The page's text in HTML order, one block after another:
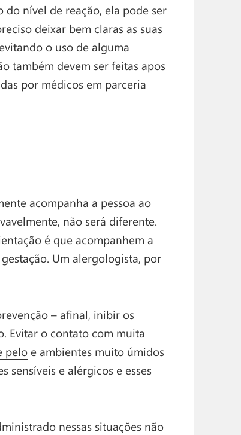
nível de reação, ela pode ser
deixar bem claras as suas
o uso de alguma
também devem ser feitas apos
por médicos em parceria
acompanha a pessoa ao
não será diferente.
é que acompanhem a
Um alergologista, por
– afinal, inibir os
Evitar o contato com muita
peloe ambientes muito úmidos
sensíveis e alérgicos e esses
nessas situações não